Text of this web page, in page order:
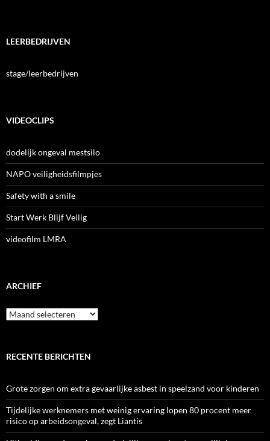
LEERBEDRIJVEN
stage/leerbedrijven
VIDEOCLIPS
dodelijk ongeval mestsilo
NAPO veiligheidsfilmpjes
Safety with a smile
Start Werk Blijf Veilig
videofilm LMRA
ARCHIEF
Archief
RECENTE BERICHTEN
Grote zorgen om extra gevaarlijke asbest in speelzand voor kinderen
Tijdelijke werknemers met weinig ervaring lopen 80 procent meer
risico op arbeidsongeval, zegt Liantis